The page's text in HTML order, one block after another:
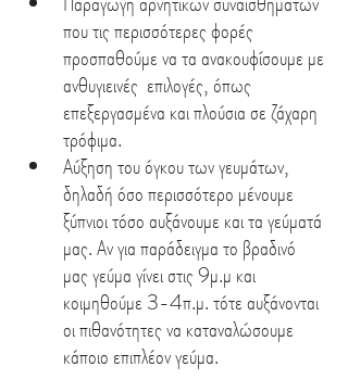
που τις περισσότερες φορές
προσπαθούμε να τα ανακουφίσουμε με
ανθυγιεινές  επιλογές, όπως
επεξεργασμένα και πλούσια σε ζάχαρη
τρόφιμα.
Αύξηση του όγκου των γευμάτων,
δηλαδή όσο περισσότερο μένουμε
ξύπνιοι τόσο αυξάνουμε και τα γεύματά
μας. Αν για παράδειγμα το βραδινό
μας γεύμα γίνει στις 9μ.μ και
κοιμηθούμε 3-4π.μ. τότε αυξάνονται
οι πιθανότητες να καταναλώσουμε
κάποιο επιπλέον γεύμα.